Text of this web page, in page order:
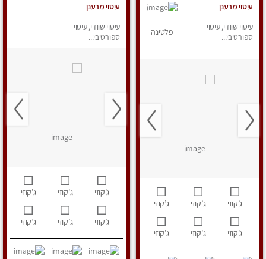
עיסוי מרענן
עיסוי שוודי, עיסוי
ספורטיבי...
פלטינה
ג’קוזי ג’קוזי ג’קוזי
ג’קוזי ג’קוזי ג’קוזי
עיסוי מרענן
עיסוי שוודי, עיסוי
ספורטיבי...
ג’קוזי ג’קוזי ג’קוזי
ג’קוזי ג’קוזי ג’קוזי